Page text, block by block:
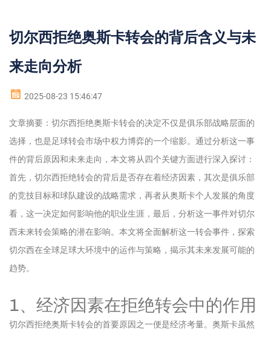
切尔西拒绝奥斯卡转会的背后含义与未
来走向分析
2025-08-23 15:46:47
文章摘要：切尔西拒绝奥斯卡转会的决定不仅是俱乐部战略层面的
选择，也是足球转会市场中权力博弈的一个缩影。通过分析这一事
件的背后原因和未来走向，本文将从四个关键方面进行深入探讨：
首先，切尔西拒绝转会的背后是否存在着经济因素，其次是俱乐部
的竞技目标和球队建设的战略需求，再者从奥斯卡个人发展的角度
看，这一决定如何影响他的职业生涯，最后，分析这一事件对切尔
西未来转会策略的潜在影响。本文将全面解析这一转会事件，探索
切尔西在全球足球大环境中的运作与策略，揭示其未来发展可能的
趋势。
1、经济因素在拒绝转会中的作用
切尔西拒绝奥斯卡转会的首要原因之一便是经济考量。奥斯卡虽然